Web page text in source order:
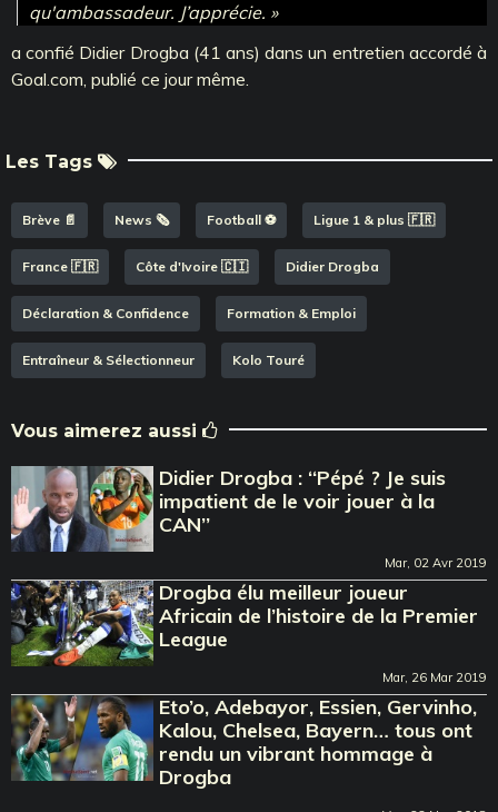
qu'ambassadeur. J’apprécie. »
a confié Didier Drogba (41 ans) dans un entretien accordé à
Goal.com, publié ce jour même.
Les Tags
Brève 📄 News 🗞️ Football ⚽️ Ligue 1 & plus 🇫🇷
France 🇫🇷 Côte d'Ivoire 🇨🇮 Didier Drogba
Déclaration & Confidence Formation & Emploi
Entraîneur & Sélectionneur Kolo Touré
Vous aimerez aussi
Didier Drogba : ‘‘Pépé ? Je suis
impatient de le voir jouer à la
CAN’’
Mar, 02 Avr 2019
Drogba élu meilleur joueur
Africain de l’histoire de la Premier
League
Mar, 26 Mar 2019
Eto’o, Adebayor, Essien, Gervinho,
Kalou, Chelsea, Bayern… tous ont
rendu un vibrant hommage à
Drogba